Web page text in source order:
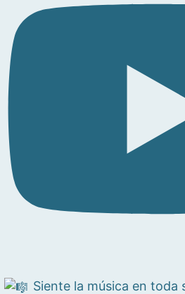
Siente la música en toda